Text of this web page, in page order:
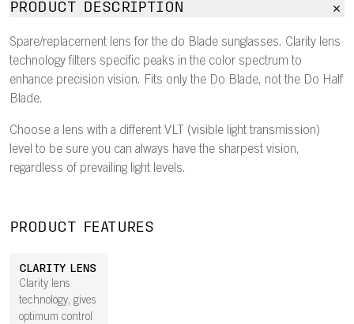
PRODUCT DESCRIPTION
Spare/replacement lens for the do Blade sunglasses. Clarity lens
technology filters specific peaks in the color spectrum to
enhance precision vision. Fits only the Do Blade, not the Do Half
Blade.
Choose a lens with a different VLT (visible light transmission)
level to be sure you can always have the sharpest vision,
regardless of prevailing light levels.
PRODUCT FEATURES
CLARITY LENS
Clarity lens
technology, gives
optimum control